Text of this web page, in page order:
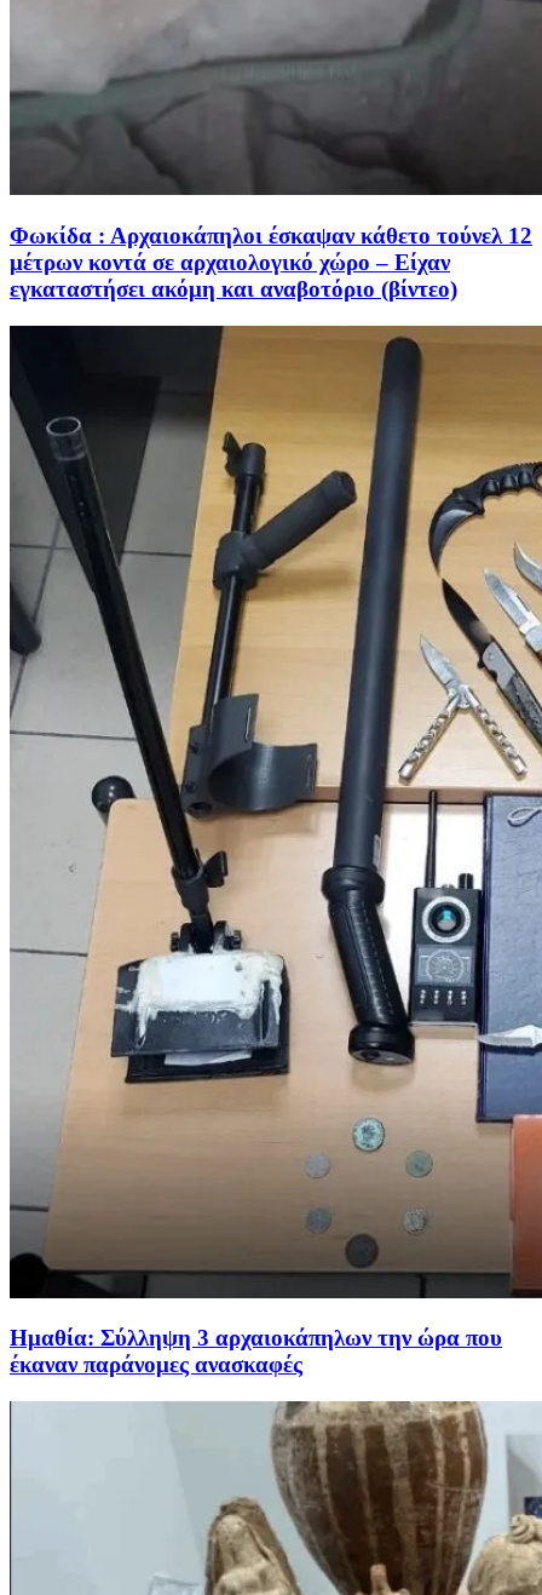
Φωκίδα : Αρχαιοκάπηλοι έσκαψαν κάθετο τούνελ 12
μέτρων κοντά σε αρχαιολογικό χώρο – Είχαν
εγκαταστήσει ακόμη και αναβοτόριο (βίντεο)
Ημαθία: Σύλληψη 3 αρχαιοκάπηλων την ώρα που
έκαναν παράνομες ανασκαφές